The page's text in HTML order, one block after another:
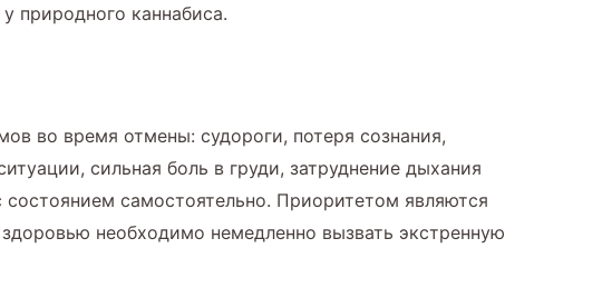
природного каннабиса.
во время отмены: судороги, потеря сознания,
сильная боль в груди, затруднение дыхания
состоянием самостоятельно. Приоритетом являются
необходимо немедленно вызвать экстренную